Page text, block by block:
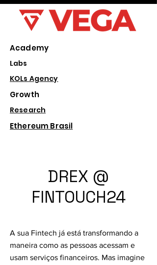
Academy
Labs
KOLs Agency
Growth
Research
Ethereum Brasil
DREX @
FINTOUCH24
A sua Fintech já está transformando a
maneira como as pessoas acessam e
usam serviços financeiros. Mas imagine